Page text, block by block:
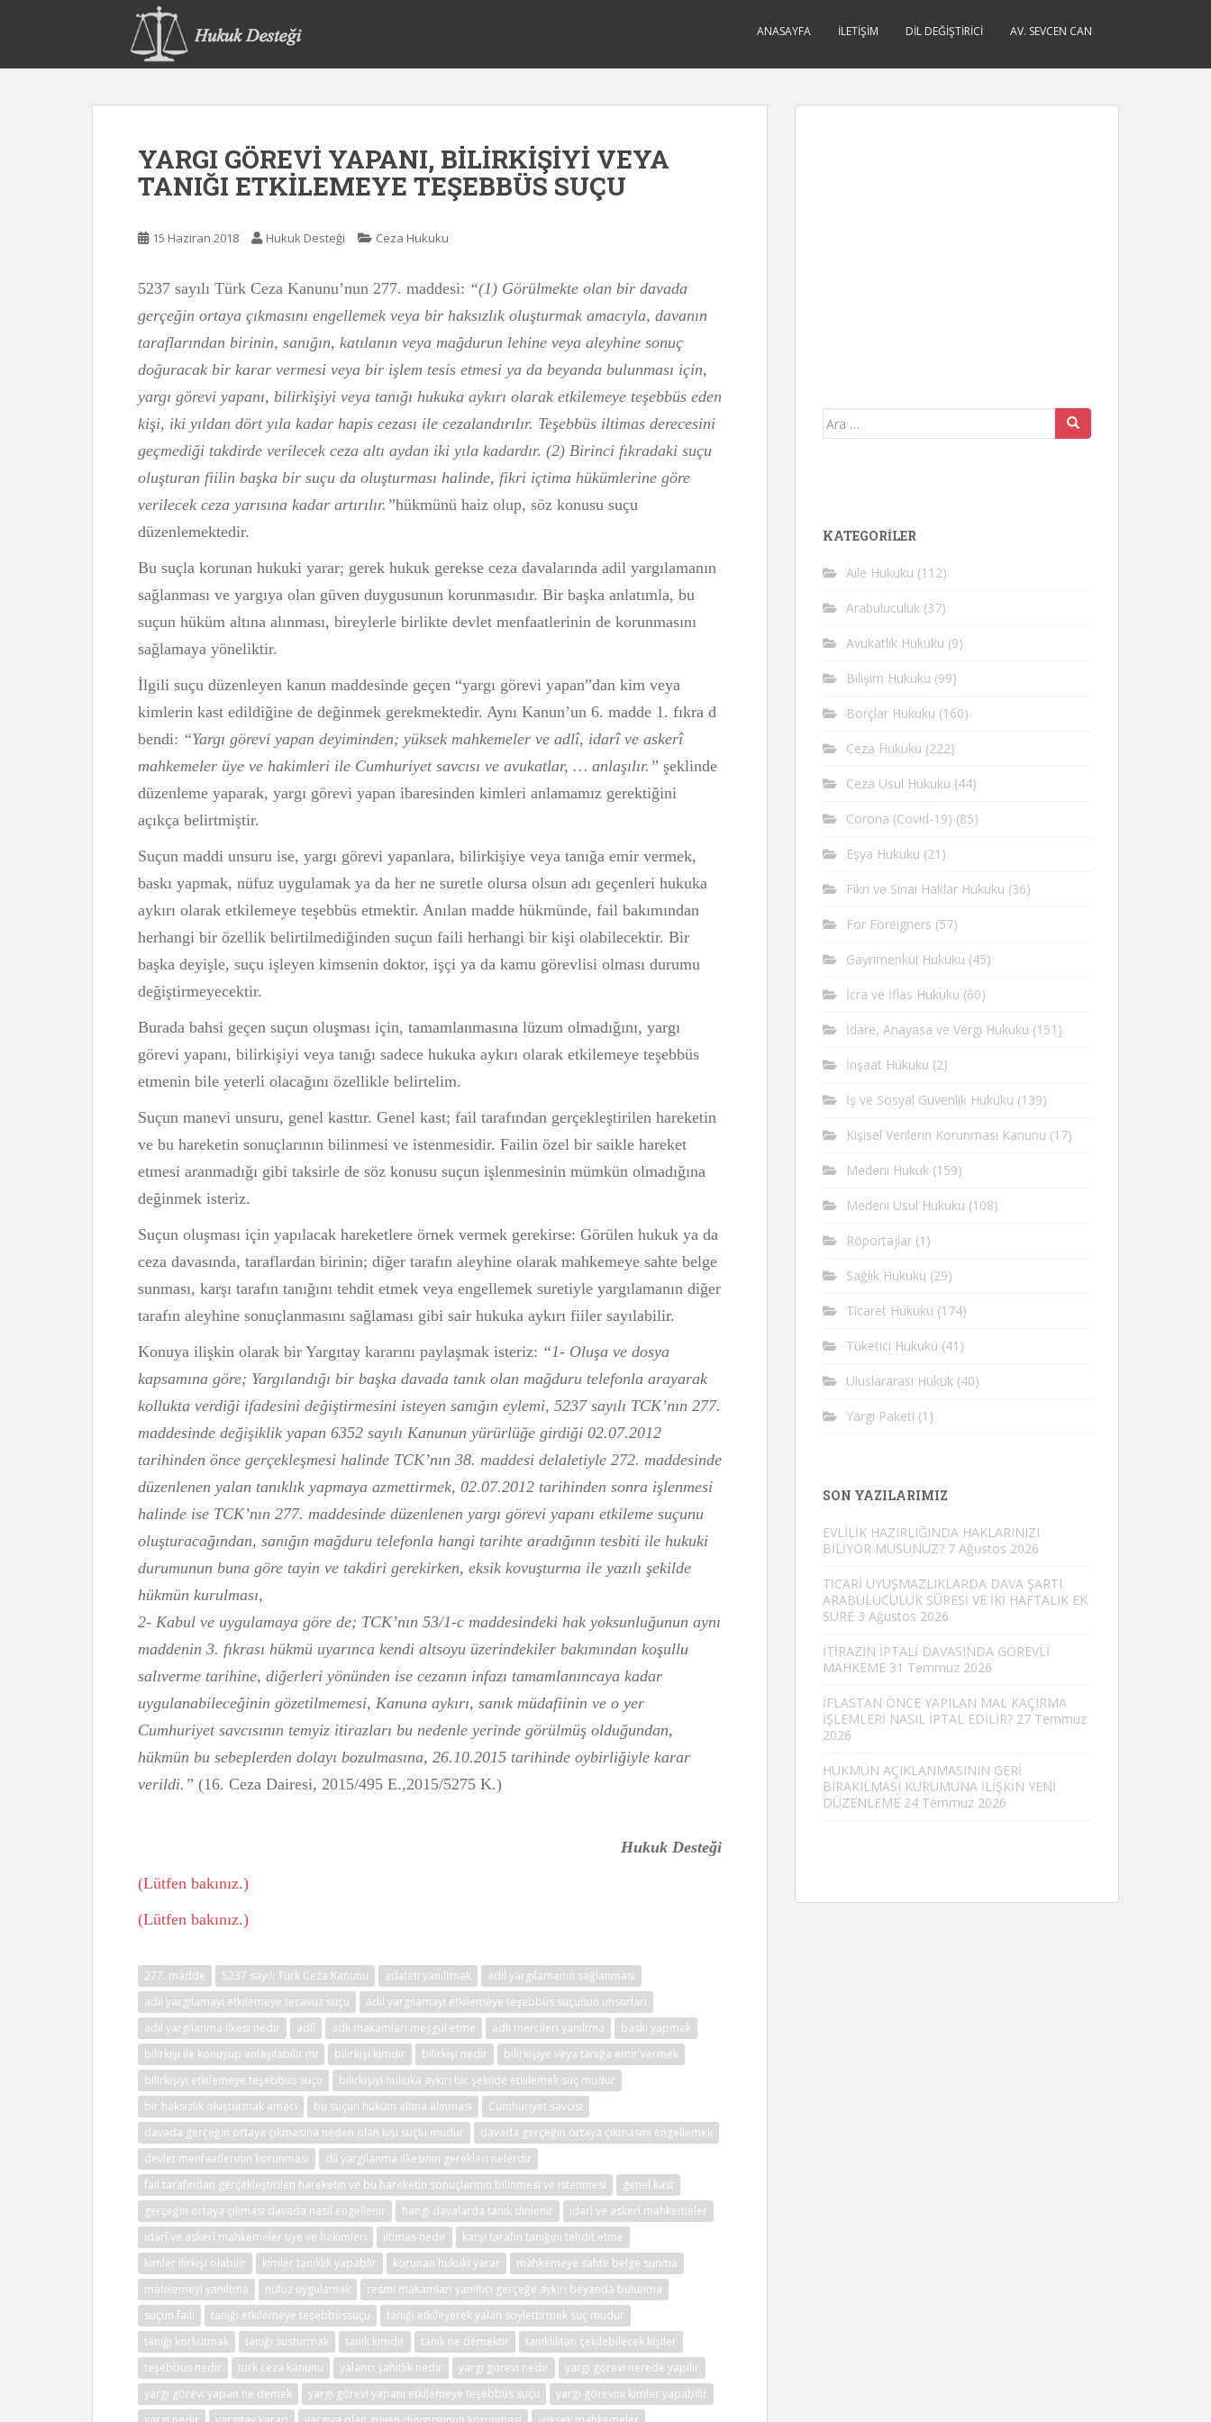
p
ANASAYFA İLETIŞIM DIL DEĞIŞTIRICI AV. SEVCEN CAN
YARGI GÖREVİ YAPANI, BİLİRKİŞİYİ VEYA
TANIĞI ETKİLEMEYE TEŞEBBÜS SUÇU
15 Haziran 2018 Hukuk Desteği Ceza Hukuku
5237 sayılı Türk Ceza Kanunu’nun 277. maddesi: “(1) Görülmekte olan bir davada
gerçeğin ortaya çıkmasını engellemek veya bir haksızlık oluşturmak amacıyla, davanın
taraflarından birinin, sanığın, katılanın veya mağdurun lehine veya aleyhine sonuç
doğuracak bir karar vermesi veya bir işlem tesis etmesi ya da beyanda bulunması için,
yargı görevi yapanı, bilirkişiyi veya tanığı hukuka aykırı olarak etkilemeye teşebbüs eden
kişi, iki yıldan dört yıla kadar hapis cezası ile cezalandırılır. Teşebbüs iltimas derecesini
geçmediği takdirde verilecek ceza altı aydan iki yıla kadardır. (2) Birinci fıkradaki suçu
oluşturan fiilin başka bir suçu da oluşturması halinde, fikri içtima hükümlerine göre
verilecek ceza yarısına kadar artırılır.”hükmünü haiz olup, söz konusu suçu
düzenlemektedir.
Bu suçla korunan hukuki yarar; gerek hukuk gerekse ceza davalarında adil yargılamanın
sağlanması ve yargıya olan güven duygusunun korunmasıdır. Bir başka anlatımla, bu
suçun hüküm altına alınması, bireylerle birlikte devlet menfaatlerinin de korunmasını
sağlamaya yöneliktir.
İlgili suçu düzenleyen kanun maddesinde geçen “yargı görevi yapan”dan kim veya
kimlerin kast edildiğine de değinmek gerekmektedir. Aynı Kanun’un 6. madde 1. fıkra d
bendi: “Yargı görevi yapan deyiminden; yüksek mahkemeler ve adlî, idarî ve askerî
mahkemeler üye ve hakimleri ile Cumhuriyet savcısı ve avukatlar, … anlaşılır.” şeklinde
düzenleme yaparak, yargı görevi yapan ibaresinden kimleri anlamamız gerektiğini
açıkça belirtmiştir.
Suçun maddi unsuru ise, yargı görevi yapanlara, bilirkişiye veya tanığa emir vermek,
baskı yapmak, nüfuz uygulamak ya da her ne suretle olursa olsun adı geçenleri hukuka
aykırı olarak etkilemeye teşebbüs et­mektir. Anılan madde hükmünde, fail bakımından
herhangi bir özellik belirtilmediğinden suçun faili herhangi bir kişi olabilecektir. Bir
başka deyişle, suçu işleyen kimsenin doktor, işçi ya da kamu görevlisi olması durumu
değiştirmeyecektir.
Burada bahsi geçen suçun oluşması için, tamamlanmasına lüzum olmadığını, yargı
görevi yapanı, bilirkişiyi veya tanığı sadece hukuka aykırı olarak etkilemeye teşebbüs
etmenin bile yeterli olacağını özellikle belirtelim.
Suçun manevi unsuru, genel kasttır. Genel kast; fail tarafından gerçekleştirilen hareketin
ve bu hareketin sonuçlarının bilinmesi ve istenmesidir. Failin özel bir saikle hareket
etmesi aranmadığı gibi taksirle de söz konusu suçun işlenmesinin mümkün olmadığına
değinmek isteriz.
Suçun oluşması için yapılacak hareketlere örnek vermek gerekirse: Görülen hukuk ya da
ceza davasında, taraflardan birinin; diğer tarafın aleyhine olarak mahkemeye sahte belge
sunması, karşı tarafın tanığını tehdit etmek veya engellemek suretiyle yargılamanın diğer
tarafın aleyhine sonuçlanmasını sağlaması gibi sair hukuka aykırı fiiler sayılabilir.
Konuya ilişkin olarak bir Yargıtay kararını paylaşmak isteriz: “1- Oluşa ve dosya
kapsamına göre; Yargılandığı bir başka davada tanık olan mağduru telefonla arayarak
kollukta verdiği ifadesini değiştirmesini isteyen sanığın eylemi, 5237 sayılı TCK’nın 277.
maddesinde değişiklik yapan 6352 sayılı Kanunun yürürlüğe girdiği 02.07.2012
tarihinden önce gerçekleşmesi halinde TCK’nın 38. maddesi delaletiyle 272. maddesinde
düzenlenen yalan tanıklık yapmaya azmettirmek, 02.07.2012 tarihinden sonra işlenmesi
halinde ise TCK’nın 277. maddesinde düzenlenen yargı görevi yapanı etkileme suçunu
oluşturacağından, sanığın mağduru telefonla hangi tarihte aradığının tesbiti ile hukuki
durumunun buna göre tayin ve takdiri gerekirken, eksik kovuşturma ile yazılı şekilde
hükmün kurulması,
2- Kabul ve uygulamaya göre de; TCK’nın 53/1-c maddesindeki hak yoksunluğunun aynı
maddenin 3. fıkrası hükmü uyarınca kendi altsoyu üzerindekiler bakımından koşullu
salıverme tarihine, diğerleri yönünden ise cezanın infazı tamamlanıncaya kadar
uygulanabileceğinin gözetilmemesi, Kanuna aykırı, sanık müdafiinin ve o yer
Cumhuriyet savcısının temyiz itirazları bu nedenle yerinde görülmüş olduğundan,
hükmün bu sebeplerden dolayı bozulmasına, 26.10.2015 tarihinde oybirliğiyle karar
verildi.” (16. Ceza Dairesi, 2015/495 E.,2015/5275 K.)
Hukuk Desteği
(Lütfen bakınız.)
(Lütfen bakınız.)
277. madde 5237 sayılı Türk Ceza Kanunu adaleti yanıltmak
adil yargılamanın sağlanması
adil yargılamayı etkilemeye tecavüz suçu
adil yargılamayı etkilemeye teşebbüs suçunun unsurları
adil yargılanma ilkesi nedir
adlî adli makamları meşgul etme adli mercileri yanıltma
baskı yapmak
bilirkişi ile konuşup anlaşılabilir mi
bilirkişi kimdir bilirkişi nedir
bilirkişiye veya tanığa emir vermek
bilirkişiyi etkilemeye teşebbüs suçu
bilirkişiyi hukuka aykırı bir şekilde etkilemek suç mudur
bir haksızlık oluşturmak amacı
bu suçun hüküm altına alınması
Cumhuriyet savcısı
davada gerçeğin ortaya çıkmasına neden olan kişi suçlu mudur
davada gerçeğin ortaya çıkmasını engellemek
devlet menfaatlerinin korunması
dil yargılanma ilkesinin gerekleri nelerdir
fail tarafından gerçekleştirilen hareketin ve bu hareketin sonuçlarının bilinmesi ve istenmesi
genel kast
gerçeğin ortaya çıkması davada nasıl engellenir
hangi davalarda tanık dinlenir
idarî ve askerî mahkemeler
idarî ve askerî mahkemeler üye ve hakimleri
iltimas nedir
karşı tarafın tanığını tehdit etme
kimler ilirkişi olabilir
kimler tanıklık yapablir korunan hukuki yarar
mahkemeye sahte belge sunma
mahkemeyi yanıltma
nüfuz uygulamak
resmi makamları yanıltıcı gerçeğe aykırı beyanda bulunma
suçun faili
tanığı etkilemeye teşebbüssuçu
tanığı etkileyerek yalan söylettirmek suç mudur
tanığı korkutmak
tanığı susturmak tanık kimdir tanık ne demektir
tanıklıktan çekilebilecek kişiler
teşebbüs nedir
türk ceza kanunu yalancı şahitlik nedir yargı görevi nedir
yargı görevi nerede yapılır
yargı görevi yapan ne demek
yargı görevi yapanı etkilemeye teşebbüs suçu
yargı görevini kimler yapabilir
Arama
KATEGORİLER
Aile Hukuku (112)
Arabuluculuk (37)
Avukatlık Hukuku (9)
Bilişim Hukuku (99)
Borçlar Hukuku (160)
Ceza Hukuku (222)
Ceza Usul Hukuku (44)
Corona (Covid-19) (85)
Eşya Hukuku (21)
Fikri ve Sinai Haklar Hukuku (36)
For Foreigners (57)
Gayrimenkul Hukuku (45)
İcra ve İflas Hukuku (60)
İdare, Anayasa ve Vergi Hukuku (151)
İnşaat Hukuku (2)
İş ve Sosyal Güvenlik Hukuku (139)
Kişisel Verilerin Korunması Kanunu (17)
Medeni Hukuk (159)
Medeni Usul Hukuku (108)
Röportajlar (1)
Sağlık Hukuku (29)
Ticaret Hukuku (174)
Tüketici Hukuku (41)
Uluslararası Hukuk (40)
Yargı Paketi (1)
SON YAZILARIMIZ
EVLİLİK HAZIRLIĞINDA HAKLARINIZI
BİLİYOR MUSUNUZ? 7 Ağustos 2026
TİCARİ UYUŞMAZLIKLARDA DAVA ŞARTI
ARABULUCULUK SÜRESİ VE İKİ HAFTALIK EK
SÜRE 3 Ağustos 2026
İTİRAZIN İPTALİ DAVASINDA GÖREVLİ
MAHKEME 31 Temmuz 2026
İFLASTAN ÖNCE YAPILAN MAL KAÇIRMA
İŞLEMLERİ NASIL İPTAL EDİLİR? 27 Temmuz
2026
HÜKMÜN AÇIKLANMASININ GERİ
BIRAKILMASI KURUMUNA İLİŞKİN YENİ
DÜZENLEME 24 Temmuz 2026